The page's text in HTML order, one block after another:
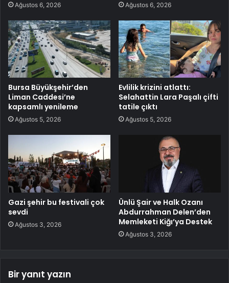
Ağustos 6, 2026 Ağustos 6, 2026
Bursa Büyükşehir’den
Liman Caddesi’ne
kapsamlı yenileme
Ağustos 5, 2026
Evlilik krizini atlattı:
Selahattin Lara Paşalı çifti
tatile çıktı
Ağustos 5, 2026
Gazi şehir bu festivali çok
sevdi
Ağustos 3, 2026
Ünlü Şair ve Halk Ozanı
Abdurrahman Delen’den
Memleketi Kiğı’ya Destek
Ağustos 3, 2026
Bir yanıt yazın